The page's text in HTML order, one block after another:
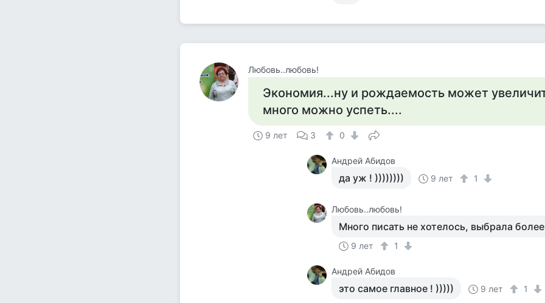
Любовь..любовь!
Экономия...ну и рождаемость может
много можно успеть....
9 лет 3 0
Андрей Абидов
да уж ! )))))))) 9 лет 1
Любовь..любовь!
Много писать не хотелось, выбрала
9 лет 1
Андрей Абидов
это самое главное ! ))))) 9 лет 1